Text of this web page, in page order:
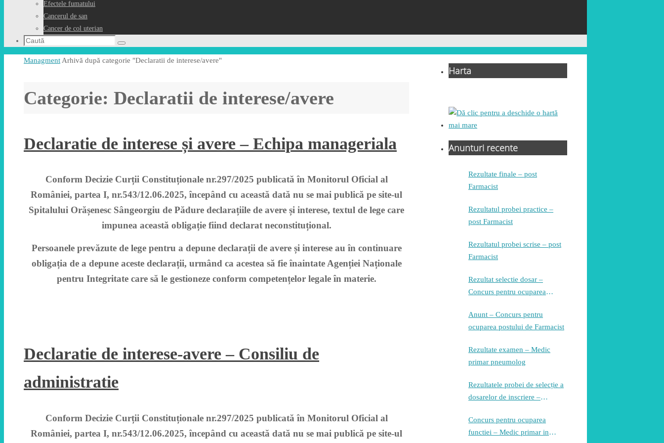
Efectele fumatului
Cancerul de san
Cancer de col uterian
Caută
Caută
Prima
Managment Arhivă după categorie "Declaratii de interese/avere"
Categorie: Declaratii de interese/avere
Declaratie de interese și avere – Echipa manageriala
Conform Decizie Curții Constituționale nr.297/2025 publicată în Monitorul Oficial al
României, partea I, nr.543/12.06.2025, începând cu această dată nu se mai publică pe site-ul
Spitalului Orășenesc Sângeorgiu de Pădure declarațiile de avere și interese, textul de lege care
impunea această obligație fiind declarat neconstituțional.
Persoanele prevăzute de lege pentru a depune declarații de avere și interese au în continuare
obligația de a depune aceste declarații, urmând ca acestea să fie înaintate Agenției Naționale
pentru Integritate care să le gestioneze conform competențelor legale în materie.
Declaratie de interese-avere – Consiliu de
administratie
Conform Decizie Curții Constituționale nr.297/2025 publicată în Monitorul Oficial al
României, partea I, nr.543/12.06.2025, începând cu această dată nu se mai publică pe site-ul
Harta
Anunturi recente
Rezultate finale – post
Farmacist
Rezultatul probei practice –
post Farmacist
Rezultatul probei scrise – post
Farmacist
Rezultat selectie dosar –
Concurs pentru ocuparea
Anunt – Concurs pentru
ocuparea postului de Farmacist
Rezultate examen – Medic
primar pneumolog
Rezultatele probei de selecție a
dosarelor de inscriere –
postului de medic pneumolog
Concurs pentru ocuparea
functiei – Medic primar in